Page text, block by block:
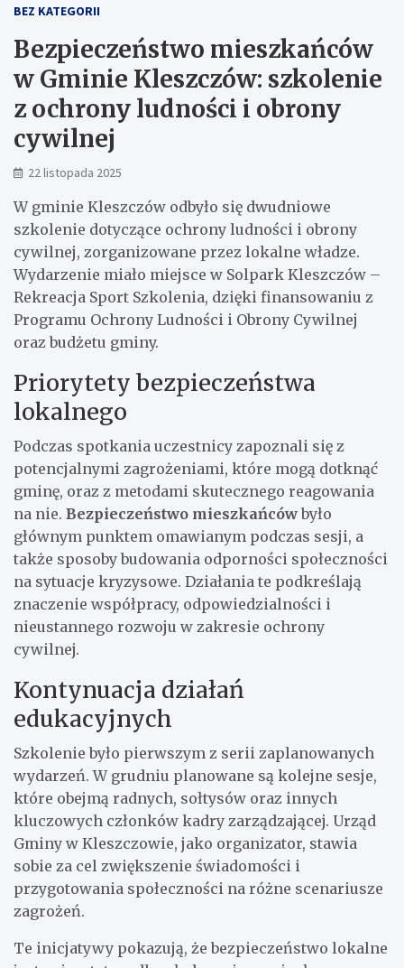
BEZ KATEGORII
Bezpieczeństwo mieszkańców
w Gminie Kleszczów: szkolenie
z ochrony ludności i obrony
cywilnej
22 listopada 2025
W gminie Kleszczów odbyło się dwudniowe
szkolenie dotyczące ochrony ludności i obrony
cywilnej, zorganizowane przez lokalne władze.
Wydarzenie miało miejsce w Solpark Kleszczów –
Rekreacja Sport Szkolenia, dzięki finansowaniu z
Programu Ochrony Ludności i Obrony Cywilnej
oraz budżetu gminy.
Priorytety bezpieczeństwa
lokalnego
Podczas spotkania uczestnicy zapoznali się z
potencjalnymi zagrożeniami, które mogą dotknąć
gminę, oraz z metodami skutecznego reagowania
na nie. Bezpieczeństwo mieszkańcówbyło
głównym punktem omawianym podczas sesji, a
także sposoby budowania odporności społeczności
na sytuacje kryzysowe. Działania te podkreślają
znaczenie współpracy, odpowiedzialności i
nieustannego rozwoju w zakresie ochrony
cywilnej.
Kontynuacja działań
edukacyjnych
Szkolenie było pierwszym z serii zaplanowanych
wydarzeń. W grudniu planowane są kolejne sesje,
które obejmą radnych, sołtysów oraz innych
kluczowych członków kadry zarządzającej. Urząd
Gminy w Kleszczowie, jako organizator, stawia
sobie za cel zwiększenie świadomości i
przygotowania społeczności na różne scenariusze
zagrożeń.
Te inicjatywy pokazują, że bezpieczeństwo lokalne